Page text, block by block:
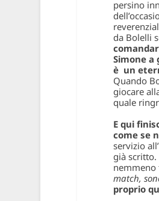
persino
da Bolelli
Simone a
è un
Quando
giocare
quale
E qui
come se
servizio
già scritto.
nemmeno
match,
proprio